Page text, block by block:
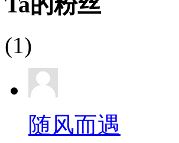
(1)
随风而遇